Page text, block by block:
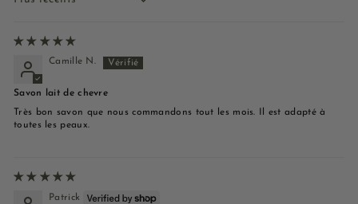
Sort by
Camille N.
Savon lait de chevre
Très bon savon que nous commandons tout les mois. Il est adapté à
toutes les peaux.
Patrick